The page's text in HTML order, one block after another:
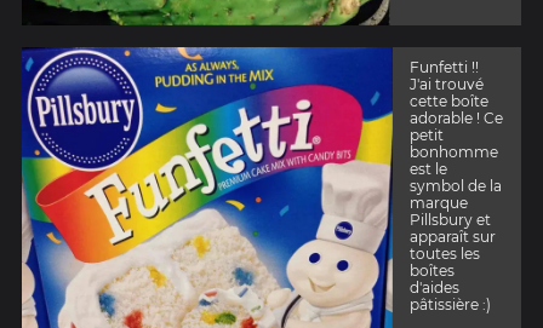
Funfetti !!
J'ai trouvé
cette boîte
adorable ! Ce
petit
bonhomme
est le
symbol de la
marque
Pillsbury et
apparaît sur
toutes les
boîtes
d'aides
pâtissière :)